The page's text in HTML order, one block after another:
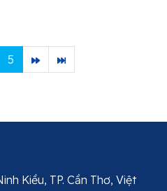
5
Kiều, TP. Cần Thơ, Việt